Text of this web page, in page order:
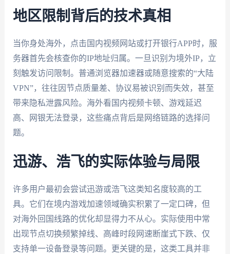
地区限制背后的技术真相
当你身处海外，点击国内视频网站或打开银行APP时，服
务器首先会核查你的IP地址归属。一旦识别为境外IP，立
刻触发访问限制。普通浏览器加速器或随意搜索的“大陆
VPN”，往往因节点质量差、协议易被识别而失效，甚至
带来隐私泄露风险。海外看国内视频卡顿、游戏延迟
高、网银无法登录，这些痛点背后是网络链路的选择问
题。
迅游、浩飞的实际体验与局限
许多用户最初会尝试迅游或浩飞这类知名度较高的工
具。它们在境内游戏加速领域确实积累了一定口碑，但
对海外回国线路的优化却显得力不从心。实际使用中常
出现节点切换频繁掉线、高峰时段网速断崖式下跌、仅
支持单一设备登录等问题。更关键的是，这类工具并非